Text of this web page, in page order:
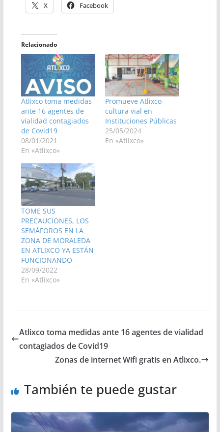
X Facebook
Relacionado
Atlixco toma medidas
ante 16 agentes de
vialidad contagiados
de Covid19
08/01/2021
En «Atlixco»
Promueve Atlixco
cultura vial en
Instituciones Públicas
25/05/2024
En «Atlixco»
TOME SUS
PRECAUCIONES, LOS
SEMÁFOROS EN LA
ZONA DE MORALEDA
EN ATLIXCO YA ESTÁN
FUNCIONANDO
28/09/2022
En «Atlixco»
Atlixco toma medidas ante 16 agentes de vialidad
contagiados de Covid19
Zonas de internet Wifi gratis en Atlixco.
También te puede gustar